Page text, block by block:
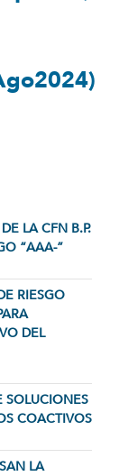
LA CFN B.P.
“AAA-”
RIESGO
DEL
SOLUCIONES
COACTIVOS
LA